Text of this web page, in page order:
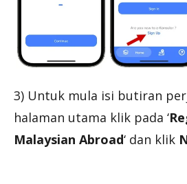
3) Untuk mula isi butiran
halaman utama klik pada ‘
Malaysian Abroad‘ dan klik